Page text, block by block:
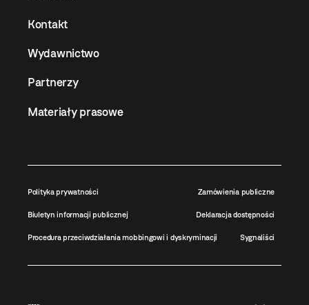
Kontakt
Wydawnictwo
Partnerzy
Materiały prasowe
Polityka prywatności Zamówienia publiczne
Biuletyn informacji publicznej Deklaracja dostępności
Procedura przeciwdziałania mobbingowi i dyskryminacji Sygnaliści